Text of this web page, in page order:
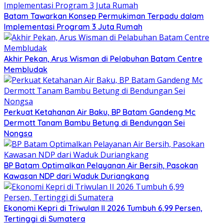
Batam Tawarkan Konsep Permukiman Terpadu dalam
Implementasi Program 3 Juta Rumah
Akhir Pekan, Arus Wisman di Pelabuhan Batam Centre
Membludak
Perkuat Ketahanan Air Baku, BP Batam Gandeng Mc
Dermott Tanam Bambu Betung di Bendungan Sei
Nongsa
BP Batam Optimalkan Pelayanan Air Bersih, Pasokan
Kawasan NDP dari Waduk Duriangkang
Ekonomi Kepri di Triwulan II 2026 Tumbuh 6,99 Persen,
Tertinggi di Sumatera